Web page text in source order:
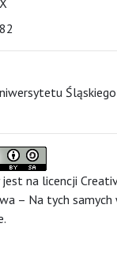
na licencji
– Na tych samych
.